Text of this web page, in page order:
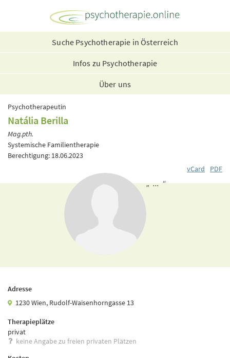
Suche Psychotherapie in Österreich
Infos zu Psychotherapie
Über uns
Psychotherapeutin
Natália Berilla
Mag.pth.
Systemische Familientherapie
Berechtigung: 18.06.2023
vCard
PDF
„ ... “
Adresse
1230 Wien, Rudolf-Waisenhorngasse 13
Therapieplätze
privat
keine Angabe zu freien privaten Plätzen